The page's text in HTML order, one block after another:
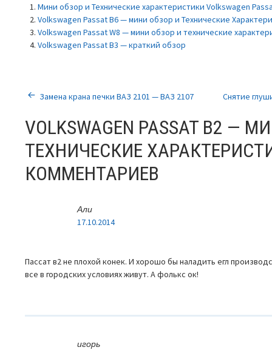
Мини обзор и Технические характеристики Volkswagen
Volkswagen Passat B6 — мини обзор и Технические
Volkswagen Passat W8 — мини обзор и технические
Volkswagen Passat B3 — краткий обзор
НАВИГАЦИЯ
ПО
ЗАПИСЯМ
Замена крана печки ВАЗ 2101 — ВАЗ 2107 Снятие
VOLKSWAGEN PASSAT B2 —
ТЕХНИЧЕСКИЕ
КОММЕНТАРИЕВ
Али
17.10.2014
Пассат в2 не плохой конек. И хорошо бы наладить егл
все в городских условиях живут. А фолькс ок!
игорь